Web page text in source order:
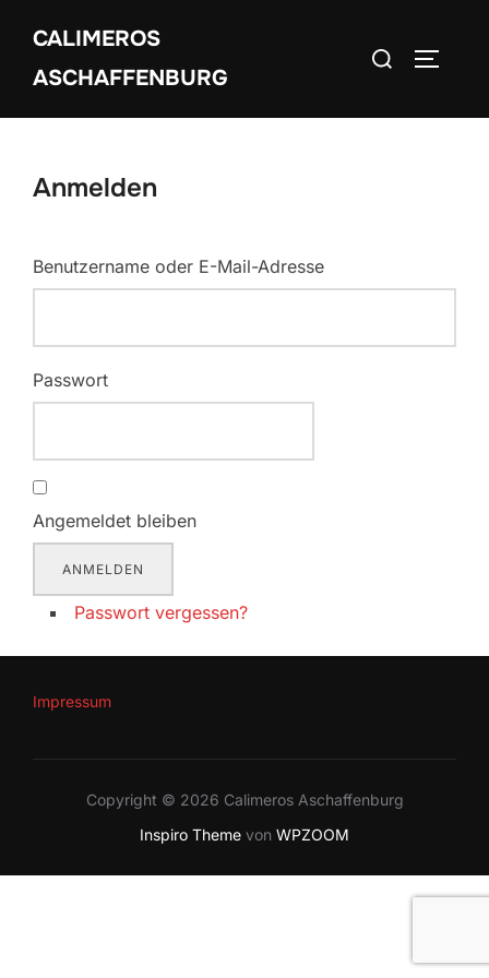
Inhalt
springen
CALIMEROS
ASCHAFFENBURG
Suchen
Anmelden
Benutzername oder E-Mail-Adresse
Passwort
Angemeldet bleiben
ANMELDEN
Passwort vergessen?
Impressum
Copyright © 2026 Calimeros Aschaffenburg
Inspiro Theme von WPZOOM